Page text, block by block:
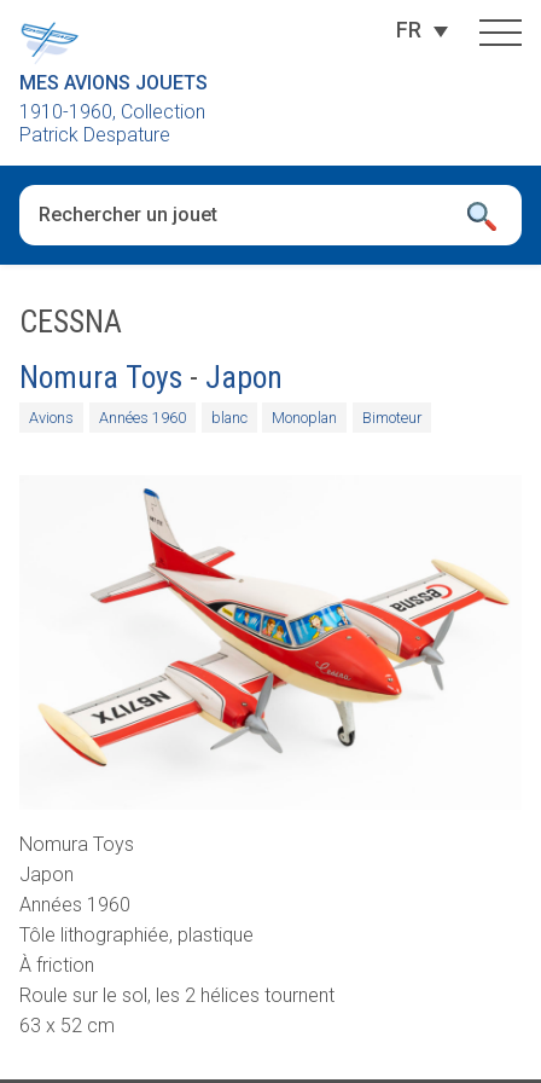
MES AVIONS JOUETS
1910-1960, Collection
Patrick Despature
FR
CESSNA
Nomura Toys - Japon
Avions Années 1960 blanc Monoplan Bimoteur
Nomura Toys
Japon
Années 1960
Tôle lithographiée, plastique
À friction
Roule sur le sol, les 2 hélices tournent
63 x 52 cm